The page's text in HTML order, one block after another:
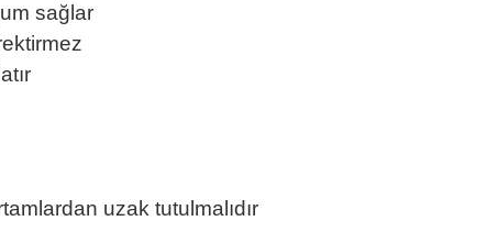
sağlar
uzak tutulmalıdır